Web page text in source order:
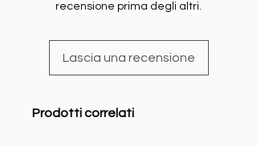
recensione prima degli altri.
Lascia una recensione
Prodotti correlati